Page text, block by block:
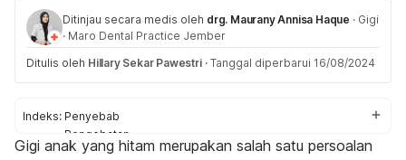
Ditinjau secara medis oleh drg. Maurany Annisa Haque · Gigi
· Maro Dental Practice Jember
Ditulis oleh Hillary Sekar Pawestri · Tanggal diperbarui 16/08/2024
Indeks: Penyebab
Pengobatan
Pencegahan
Gigi anak yang hitam merupakan salah satu persoalan